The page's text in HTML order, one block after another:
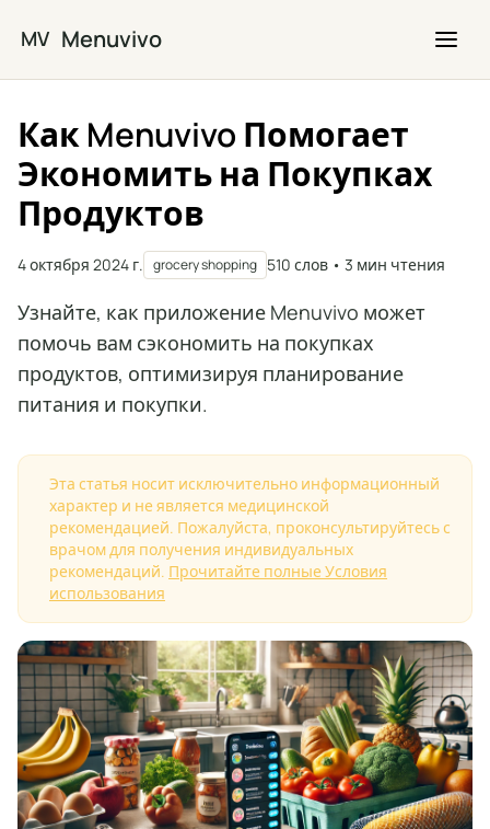
MV Menuvivo
Как Menuvivo Помогает
Экономить на Покупках
Продуктов
4 октября 2024 г. grocery shopping 510 слов • 3 мин чтения
Узнайте, как приложение Menuvivo может
помочь вам сэкономить на покупках
продуктов, оптимизируя планирование
питания и покупки.
Эта статья носит исключительно информационный
характер и не является медицинской
рекомендацией. Пожалуйста, проконсультируйтесь с
врачом для получения индивидуальных
рекомендаций. Прочитайте полные Условия
использования